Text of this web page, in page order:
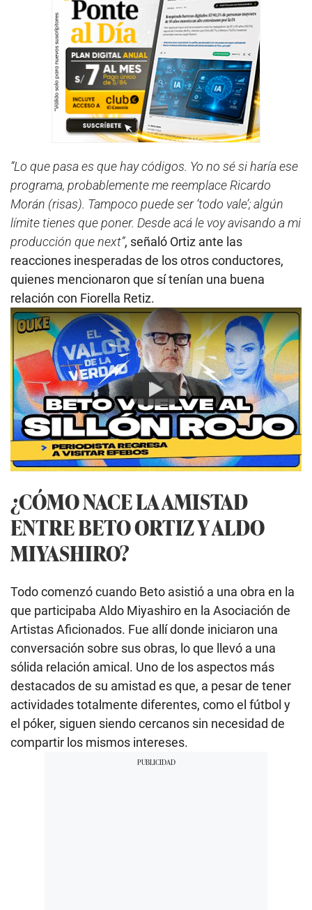
“Lo que pasa es que hay códigos. Yo no sé si haría ese
programa, probablemente me reemplace Ricardo
Morán (risas). Tampoco puede ser ‘todo vale’; algún
límite tienes que poner. Desde acá le voy avisando a mi
producción que next”, señaló Ortiz ante las
reacciones inesperadas de los otros conductores,
quienes mencionaron que sí tenían una buena
relación con Fiorella Retiz.
Play
¿CÓMO NACE LA AMISTAD
ENTRE BETO ORTIZ Y ALDO
MIYASHIRO?
Todo comenzó cuando Beto asistió a una obra en la
que participaba Aldo Miyashiro en la Asociación de
Artistas Aficionados. Fue allí donde iniciaron una
conversación sobre sus obras, lo que llevó a una
sólida relación amical. Uno de los aspectos más
destacados de su amistad es que, a pesar de tener
actividades totalmente diferentes, como el fútbol y
el póker, siguen siendo cercanos sin necesidad de
compartir los mismos intereses.